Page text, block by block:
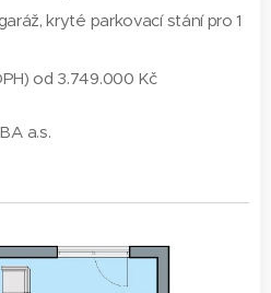
kryté parkovací stání pro 1
od 3.749.000 Kč
a.s.